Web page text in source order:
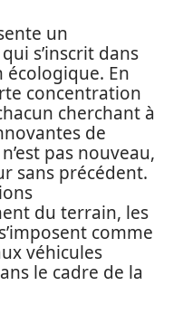
un
s’inscrit dans
En
concentration
cherchant à
de
pas nouveau,
sans précédent.
du terrain, les
comme
véhicules
le cadre de la